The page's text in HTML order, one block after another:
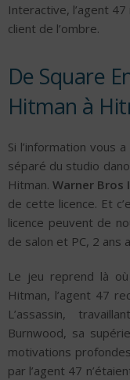
Interactive, l’agent
client de l’ombre.
De Square
Hitman à
Si l’information vous
séparé du studio
Hitman. Warner Bros
de cette licence. Et
licence peuvent de
de salon et PC, 2 ans
Le jeu reprend là
Hitman, l’agent 47
L’assassin,
Burnwood, sa
motivations
par l’agent 47